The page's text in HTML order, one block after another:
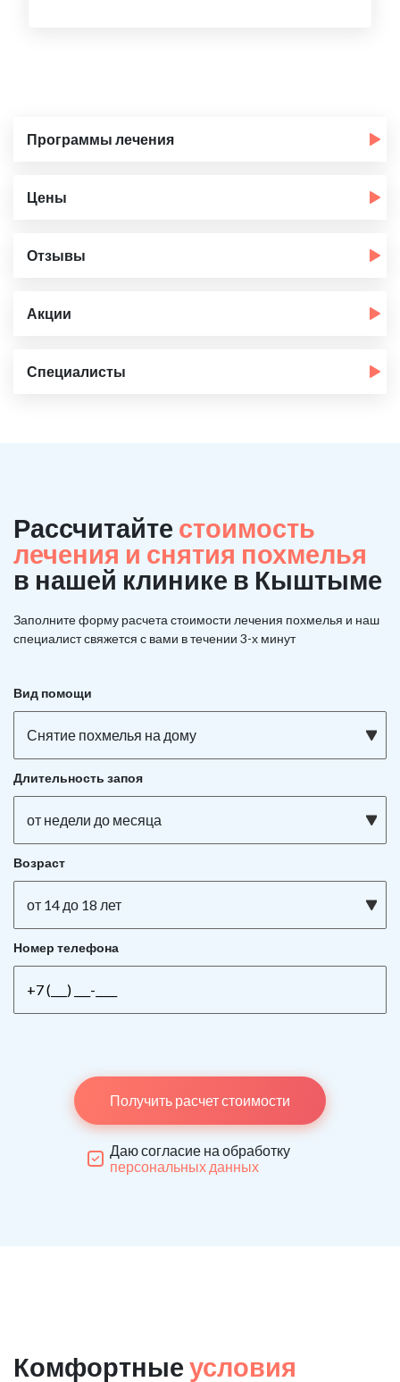
Программы лечения
Цены
Отзывы
Акции
Специалисты
Рассчитайте стоимость
лечения и снятия похмелья
в нашей клинике в Кыштыме
Заполните форму расчета стоимости лечения похмелья и наш
специалист свяжется с вами в течении 3-х минут
Вид помощи
Снятие похмелья на дому
Длительность запоя
от недели до месяца
Возраст
от 14 до 18 лет
Номер телефона
Получить расчет стоимости
Даю согласие на обработку
персональных данных
Комфортные условия